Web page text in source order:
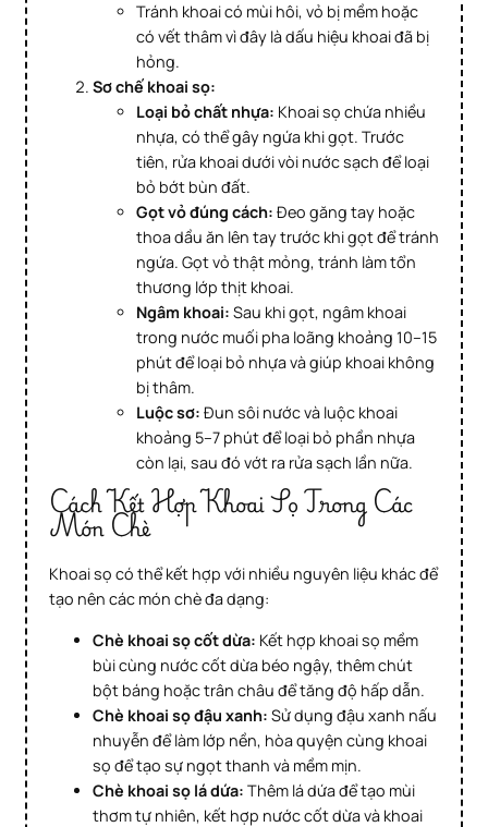
Tránh khoai có mùi hôi, vỏ bị mềm hoặc
có vết thâm vì đây là dấu hiệu khoai đã bị
hỏng.
Sơ chế khoai sọ:
Loại bỏ chất nhựa: Khoai sọ chứa nhiều
nhựa, có thể gây ngứa khi gọt. Trước
tiên, rửa khoai dưới vòi nước sạch để loại
bỏ bớt bùn đất.
Gọt vỏ đúng cách: Đeo găng tay hoặc
thoa dầu ăn lên tay trước khi gọt để tránh
ngứa. Gọt vỏ thật mỏng, tránh làm tổn
thương lớp thịt khoai.
Ngâm khoai: Sau khi gọt, ngâm khoai
trong nước muối pha loãng khoảng 10–15
phút để loại bỏ nhựa và giúp khoai không
bị thâm.
Luộc sơ: Đun sôi nước và luộc khoai
khoảng 5–7 phút để loại bỏ phần nhựa
còn lại, sau đó vớt ra rửa sạch lần nữa.
Cách Kết Hợp Khoai Sọ Trong Các
Món Chè
Khoai sọ có thể kết hợp với nhiều nguyên liệu khác để
tạo nên các món chè đa dạng:
Chè khoai sọ cốt dừa: Kết hợp khoai sọ mềm
bùi cùng nước cốt dừa béo ngậy, thêm chút
bột báng hoặc trân châu để tăng độ hấp dẫn.
Chè khoai sọ đậu xanh: Sử dụng đậu xanh nấu
nhuyễn để làm lớp nền, hòa quyện cùng khoai
sọ để tạo sự ngọt thanh và mềm mịn.
Chè khoai sọ lá dứa: Thêm lá dứa để tạo mùi
thơm tự nhiên, kết hợp nước cốt dừa và khoai